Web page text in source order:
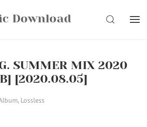
Download SEARCH
SUMMER MIX 2020
[2020.08.05]
, Lossless